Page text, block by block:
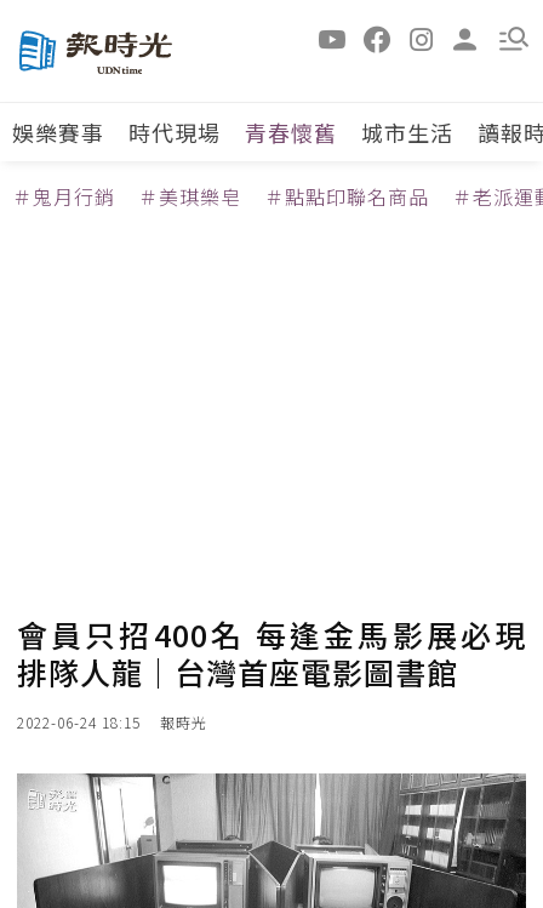
娛樂賽事 時代現場 青春懷舊 城市生活 讀報
＃鬼月行銷 ＃美琪樂皂 ＃點點印聯名商品 ＃老派運
會員只招400名 每逢金馬影展必現
排隊人龍｜台灣首座電影圖書館
2022-06-24 18:15 報時光